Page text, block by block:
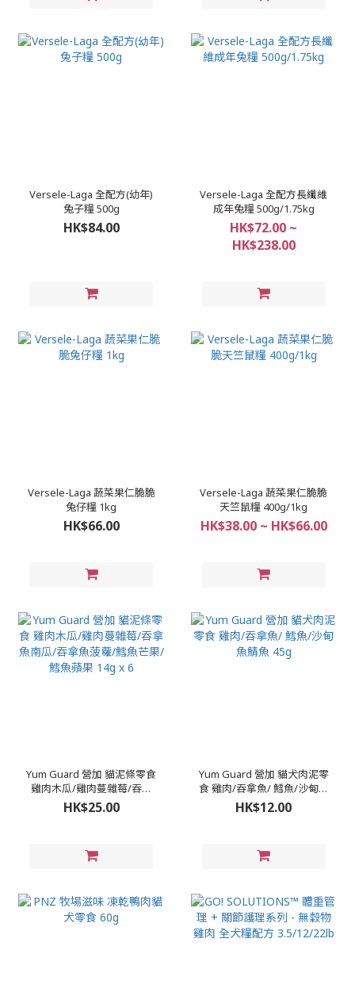
Versele-Laga 全配方(幼年)
兔子糧 500g
HK$84.00
Versele-Laga 全配方長纖維
成年兔糧 500g/1.75kg
HK$72.00 ~
HK$238.00
Versele-Laga 蔬菜果仁脆脆
兔仔糧 1kg
HK$66.00
Versele-Laga 蔬菜果仁脆脆
天竺鼠糧 400g/1kg
HK$38.00 ~ HK$66.00
Yum Guard 營加 貓泥條零食
雞肉木瓜/雞肉蔓雜莓/吞拿
魚南瓜/吞拿魚菠蘿/鱈魚芒
果/鱈魚蘋果 14g x 6
HK$25.00
Yum Guard 營加 貓犬肉泥零
食 雞肉/吞拿魚/ 鱈魚/沙甸魚
鯖魚 45g
HK$12.00